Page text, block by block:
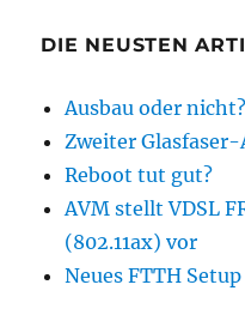
DIE NEUSTEN
Ausbau oder nicht?
Zweiter Glasfaser-
Reboot tut gut?
AVM stellt VDSL
(802.11ax) vor
Neues FTTH